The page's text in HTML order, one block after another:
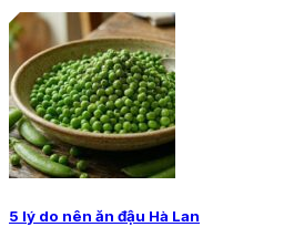
5 lý do nên ăn đậu Hà Lan